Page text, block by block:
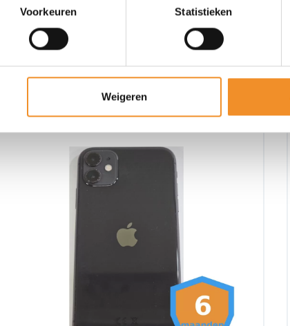
Voorkeuren Statistieken
Weigeren
Tweedehands